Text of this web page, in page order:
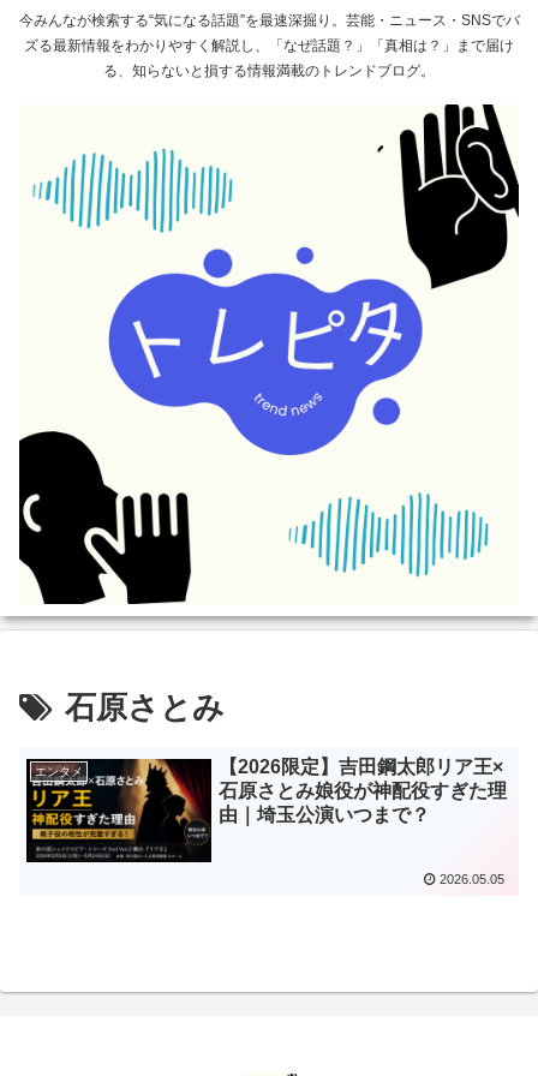
今みんなが検索する“気になる話題”を最速深掘り。芸能・ニュース・SNSでバ
ズる最新情報をわかりやすく解説し、「なぜ話題？」「真相は？」まで届け
る、知らないと損する情報満載のトレンドブログ。
石原さとみ
エンタメ
【2026限定】吉田鋼太郎リア王×
石原さとみ娘役が神配役すぎた理
由｜埼玉公演いつまで？
2026.05.05